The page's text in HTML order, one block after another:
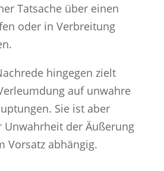
Tatsache über einen
oder in Verbreitung
hingegen zielt
auf unwahre
Sie ist aber
der Äußerung
Vorsatz abhängig.